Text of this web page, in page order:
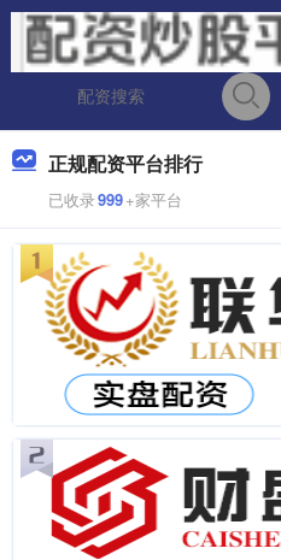
正规配资平台排行
已收录999+家平台